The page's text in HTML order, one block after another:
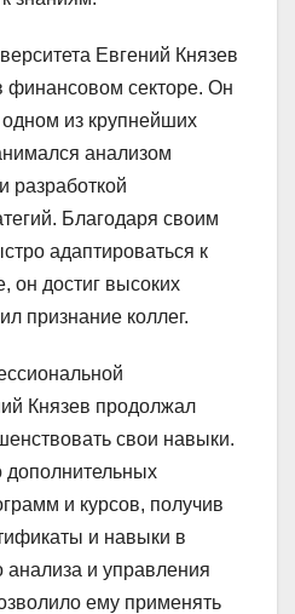
Евгений Князев
финансовом секторе. Он
одном из крупнейших
анализом
разработкой
Благодаря своим
адаптироваться к
он достиг высоких
признание коллег.
Князев продолжал
свои навыки.
и курсов, получив
и навыки в
анализа и управления
ему применять